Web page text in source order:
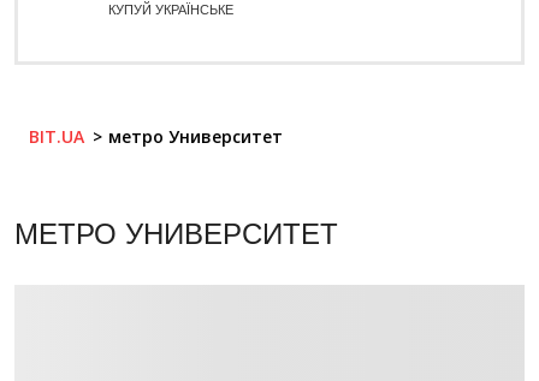
КУПУЙ УКРАЇНСЬКЕ
BIT.UA метро Университет
МЕТРО УНИВЕРСИТЕТ